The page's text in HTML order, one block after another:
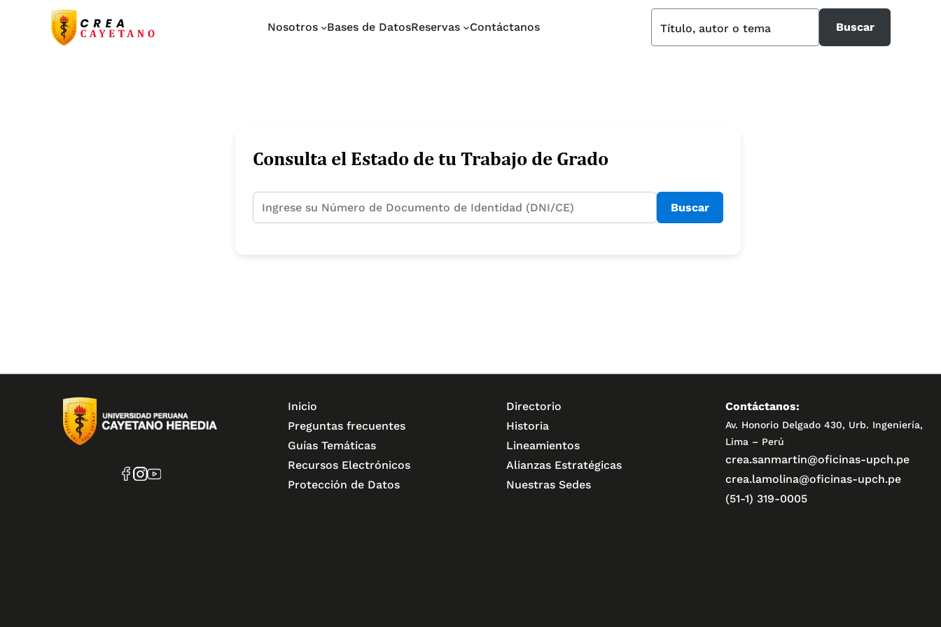
Nosotros Bases de DatosReservas Contáctanos Título, autor o tema Buscar
Consulta el Estado de tu Trabajo de Grado
Buscar
Inicio
Preguntas frecuentes
Guías Temáticas
Recursos Electrónicos
Protección de Datos
Directorio
Historia
Lineamientos
Alianzas Estratégicas
Nuestras Sedes
Contáctanos:
Av. Honorio Delgado 430, Urb. Ingeniería,
Lima – Perú
crea.sanmartin@oficinas-upch.pe
crea.lamolina@oficinas-upch.pe
(51-1) 319-0005